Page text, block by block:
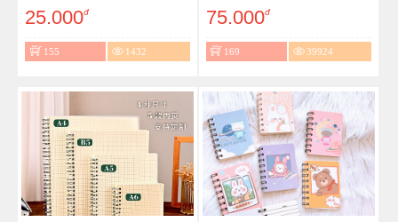
25.000đ
155 1432
75.000đ
169 39924